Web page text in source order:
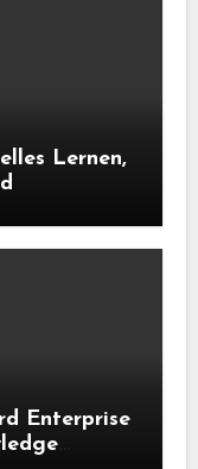
Lernen,
Enterprise